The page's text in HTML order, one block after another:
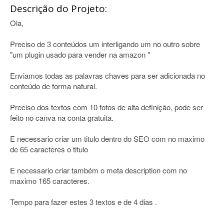
Descrição do Projeto:
Ola,
Preciso de 3 conteúdos um interligando um no outro sobre
"um plugin usado para vender na amazon "
Enviamos todas as palavras chaves para ser adicionada no
conteúdo de forma natural.
Preciso dos textos com 10 fotos de alta definição, pode ser
feito no canva na conta gratuita.
E necessario criar um titulo dentro do SEO com no maximo
de 65 caracteres o titulo
E necessario criar também o meta description com no
maximo 165 caracteres.
Tempo para fazer estes 3 textos e de 4 dias .